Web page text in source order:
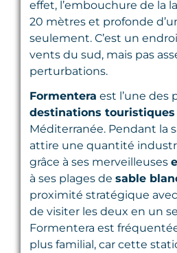
effet, l’embouchure de la
20 mètres et profonde
seulement. C’est un
vents du sud, mais pas
perturbations.
Formentera est l’une des
destinations touristiques
Méditerranée. Pendant la
attire une quantité
grâce à ses merveilleuses
à ses plages de sable
proximité stratégique avec
de visiter les deux en un
Formentera est
plus familial, car cette